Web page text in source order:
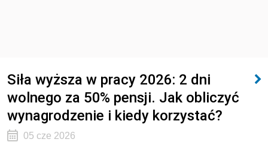
Siła wyższa w pracy 2026: 2 dni
wolnego za 50% pensji. Jak obliczyć
wynagrodzenie i kiedy korzystać?
05 cze 2026